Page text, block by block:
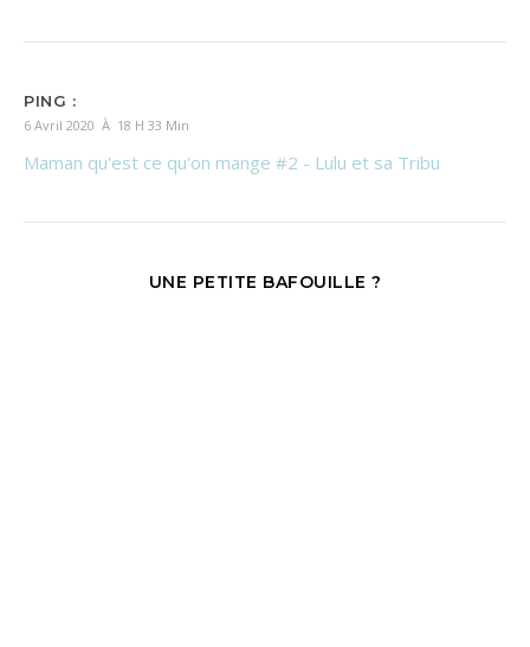
PING :
6 Avril 2020 À 18 H 33 Min
Maman qu'est ce qu'on mange #2 - Lulu et sa Tribu
UNE PETITE BAFOUILLE ?